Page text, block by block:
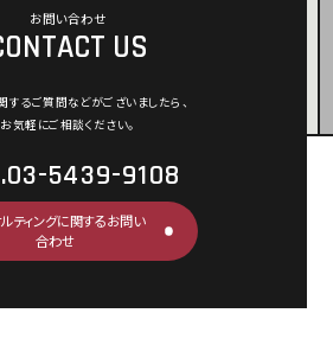
お問い合わせ
US
するご質問などがございましたら、
お気軽にご相談ください。
5439-9108
ティングに関するお問い
合わせ